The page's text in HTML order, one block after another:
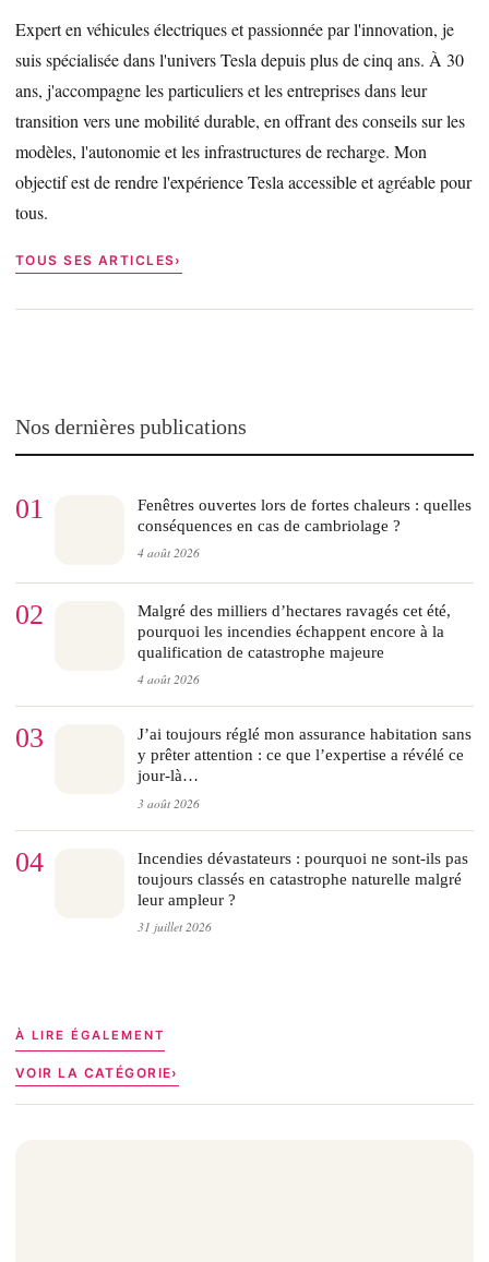
Expert en véhicules électriques et passionnée par l'innovation, je
suis spécialisée dans l'univers Tesla depuis plus de cinq ans. À 30
ans, j'accompagne les particuliers et les entreprises dans leur
transition vers une mobilité durable, en offrant des conseils sur les
modèles, l'autonomie et les infrastructures de recharge. Mon
objectif est de rendre l'expérience Tesla accessible et agréable pour
tous.
TOUS SES ARTICLES
Nos dernières publications
01
Fenêtres ouvertes lors de fortes chaleurs : quelles
conséquences en cas de cambriolage ?
4 août 2026
02
Malgré des milliers d’hectares ravagés cet été,
pourquoi les incendies échappent encore à la
qualification de catastrophe majeure
4 août 2026
03
J’ai toujours réglé mon assurance habitation sans
y prêter attention : ce que l’expertise a révélé ce
jour-là…
3 août 2026
04
Incendies dévastateurs : pourquoi ne sont-ils pas
toujours classés en catastrophe naturelle malgré
leur ampleur ?
31 juillet 2026
À LIRE ÉGALEMENT
VOIR LA CATÉGORIE